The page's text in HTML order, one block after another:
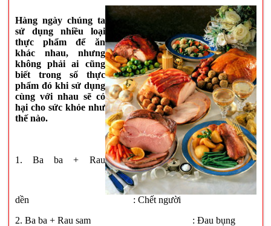
Hàng ngày chúng ta
sử dụng nhiều loại
thực phẩm để ăn
khác nhau, nhưng
không phải ai cũng
biết trong số thực
phẩm đó khi sử dụng
cùng với nhau sẽ có
hại cho sức khỏe như
thế nào.
1. Ba ba + Rau
dền : Chết người
2. Ba ba + Rau sam : Đau bụng